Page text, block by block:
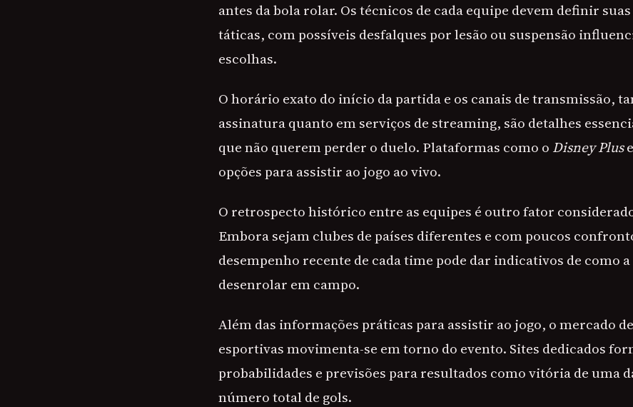
antes da bola rolar. Os técnicos de cada equipe devem definir
táticas, com possíveis desfalques por lesão ou suspensão
escolhas.
O horário exato do início da partida e os canais de transmissão,
assinatura quanto em serviços de streaming, são detalhes
que não querem perder o duelo. Plataformas como o Disney Plus
opções para assistir ao jogo ao vivo.
O retrospecto histórico entre as equipes é outro fator
Embora sejam clubes de países diferentes e com poucos
desempenho recente de cada time pode dar indicativos de como
desenrolar em campo.
Além das informações práticas para assistir ao jogo, o mercado
esportivas movimenta-se em torno do evento. Sites dedicados
probabilidades e previsões para resultados como vitória de uma
número total de gols.